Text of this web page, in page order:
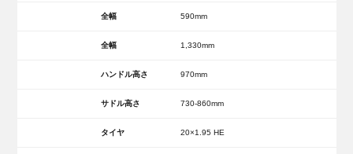
全幅 590mm
全幅 1,330mm
ハンドル高さ 970mm
サドル高さ 730-860mm
タイヤ 20×1.95 HE